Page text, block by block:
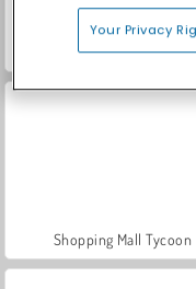
Casino World
Shopping Mall Tycoon
Your Privacy